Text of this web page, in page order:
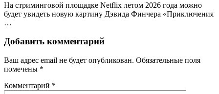
На стриминговой площадке Netflix летом 2026 года можно
будет увидеть новую картину Дэвида Финчера «Приключения
…
Добавить комментарий
Ваш адрес email не будет опубликован. Обязательные поля
помечены *
Комментарий *